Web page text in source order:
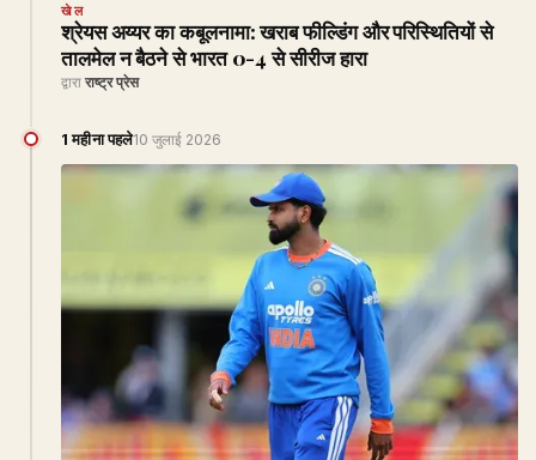
खेल
श्रेयस अय्यर का कबूलनामा: खराब फील्डिंग और परिस्थितियों से
तालमेल न बैठने से भारत 0-4 से सीरीज हारा
द्वारा राष्ट्र प्रेस
1 महीना पहले10 जुलाई 2026